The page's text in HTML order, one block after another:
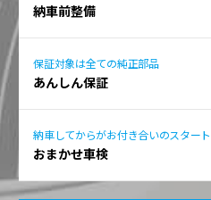
納車前整備
保証対象は全ての純正部品
あんしん保証
納車してからがお付き合いのスタート
おまかせ車検